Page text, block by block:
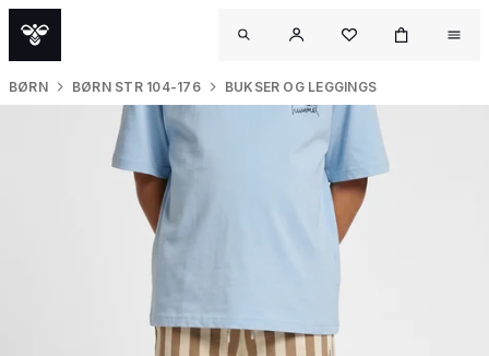
BØRN BØRN STR 104-176 BUKSER OG LEGGINGS